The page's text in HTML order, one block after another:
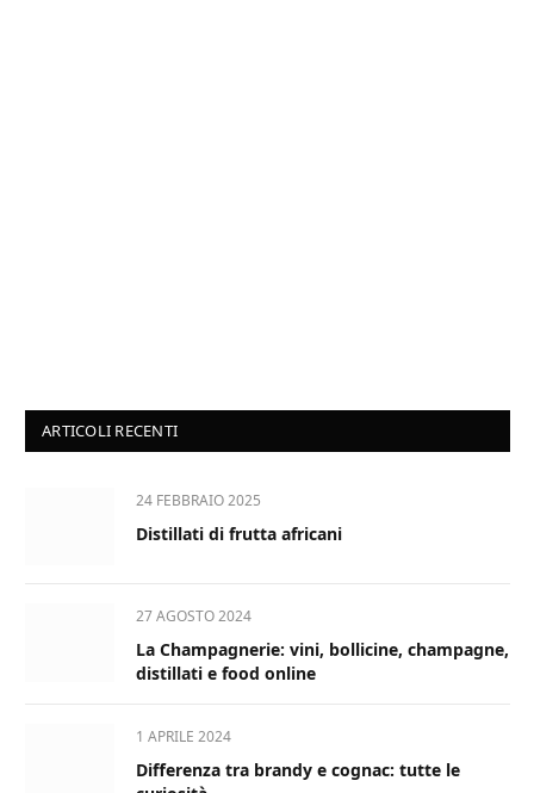
ARTICOLI RECENTI
24 FEBBRAIO 2025
Distillati di frutta africani
27 AGOSTO 2024
La Champagnerie: vini, bollicine, champagne,
distillati e food online
1 APRILE 2024
Differenza tra brandy e cognac: tutte le